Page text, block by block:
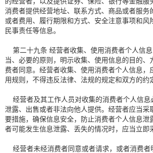
消费者提供经营地址、联系方式、商品或者服务
或者费用、履行期限和方式、安全注意事项和风
民事责任等信息。
第二十九条 经营者收集、使用消费者个人信
当、必要的原则，明示收集、使用信息的目的、
费者同意。经营者收集、使用消费者个人信息，
用规则，不得违反法律、法规的规定和双方的约
经营者及其工作人员对收集的消费者个人信息
泄露、出售或者非法向他人提供。经营者应当采
要措施，确保信息安全，防止消费者个人信息泄
者可能发生信息泄露、丢失的情况时，应当立即
经营者未经消费者同意或者请求，或者消费者